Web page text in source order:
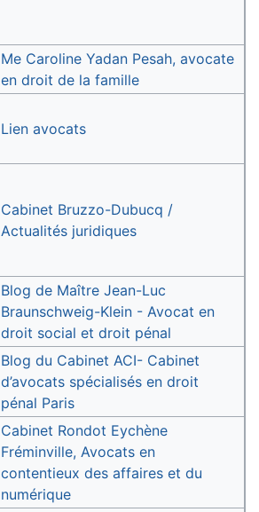
Me Caroline Yadan Pesah, avocate
en droit de la famille
Lien avocats
Cabinet Bruzzo-Dubucq /
Actualités juridiques
Blog de Maître Jean-Luc
Braunschweig-Klein - Avocat en
droit social et droit pénal
Blog du Cabinet ACI- Cabinet
d’avocats spécialisés en droit
pénal Paris
Cabinet Rondot Eychène
Fréminville, Avocats en
contentieux des affaires et du
numérique